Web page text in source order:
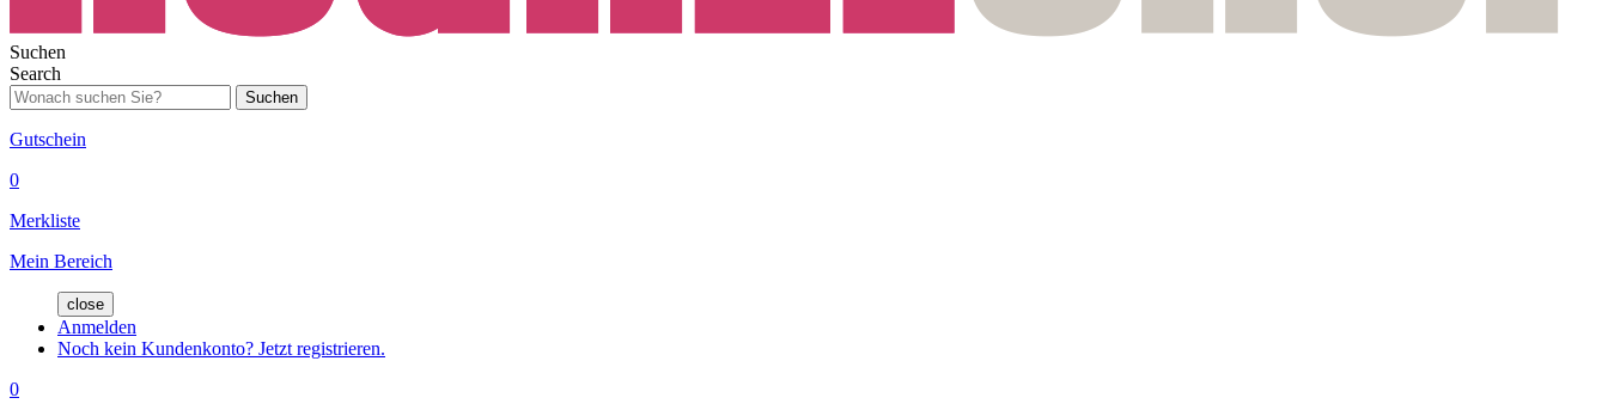
Suchen
Search
Suchen
Gutschein
0
Merkliste
Mein Bereich
close
Anmelden
Noch kein Kundenkonto? Jetzt registrieren.
0